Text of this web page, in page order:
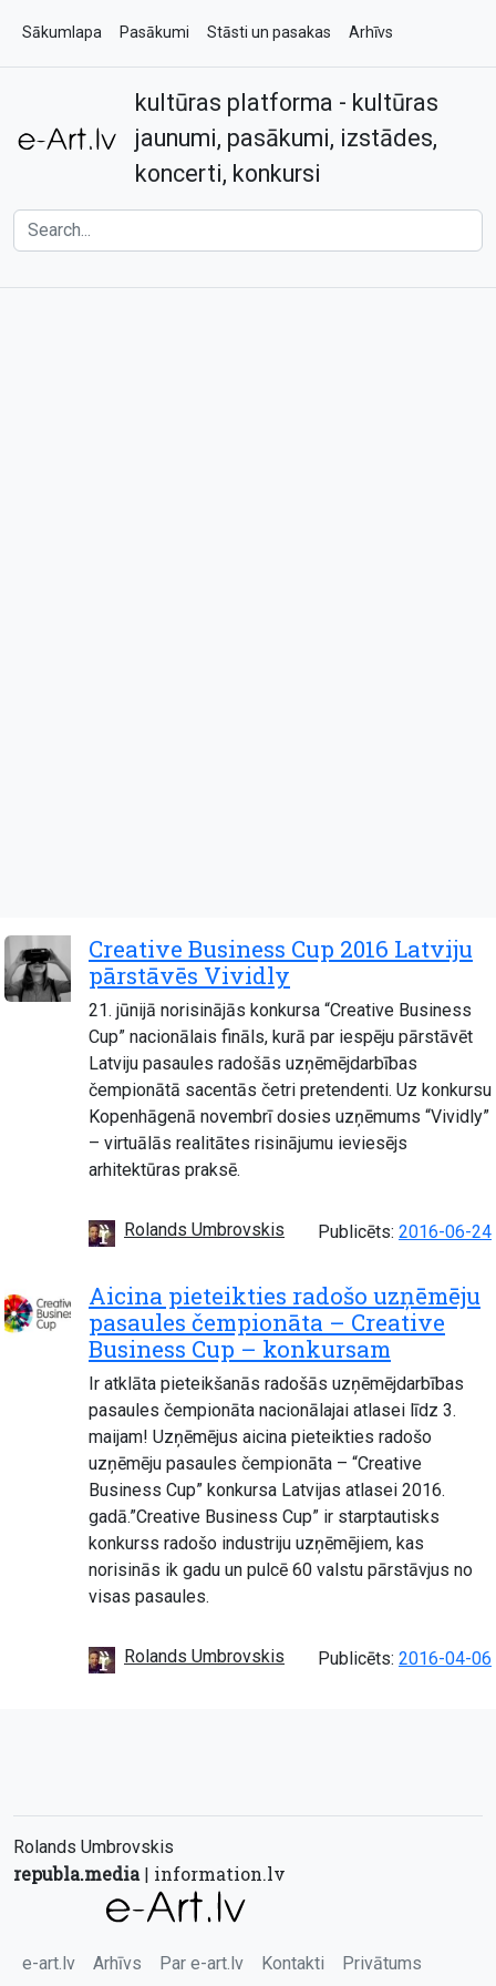
Sākumlapa Pasākumi Stāsti un pasakas Arhīvs
Kontakti
kultūras platforma - kultūras
jaunumi, pasākumi, izstādes,
koncerti, konkursi
Creative Business Cup 2016 Latviju
pārstāvēs Vividly
21. jūnijā norisinājās konkursa “Creative Business
Cup” nacionālais fināls, kurā par iespēju pārstāvēt
Latviju pasaules radošās uzņēmējdarbības
čempionātā sacentās četri pretendenti. Uz konkursu
Kopenhāgenā novembrī dosies uzņēmums “Vividly”
– virtuālās realitātes risinājumu ieviesējs
arhitektūras praksē.
Rolands Umbrovskis Publicēts: 2016-06-24
Aicina pieteikties radošo uzņēmēju
pasaules čempionāta – Creative
Business Cup – konkursam
Ir atklāta pieteikšanās radošās uzņēmējdarbības
pasaules čempionāta nacionālajai atlasei līdz 3.
maijam! Uzņēmējus aicina pieteikties radošo
uzņēmēju pasaules čempionāta – “Creative
Business Cup” konkursa Latvijas atlasei 2016.
gadā.”Creative Business Cup” ir starptautisks
konkurss radošo industriju uzņēmējiem, kas
norisinās ik gadu un pulcē 60 valstu pārstāvjus no
visas pasaules.
Rolands Umbrovskis Publicēts: 2016-04-06
Rolands Umbrovskis
republa.media| information.lv
e-art.lv Arhīvs Par e-art.lv Kontakti Privātums